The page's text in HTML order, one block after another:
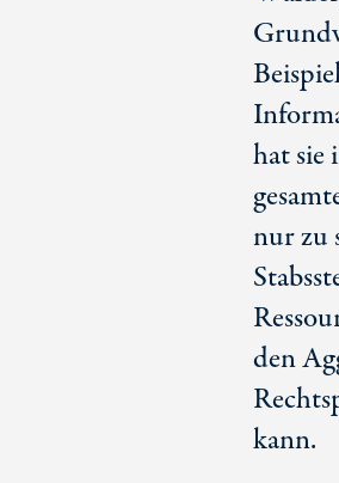
hat sie
nur zu
den
kann.